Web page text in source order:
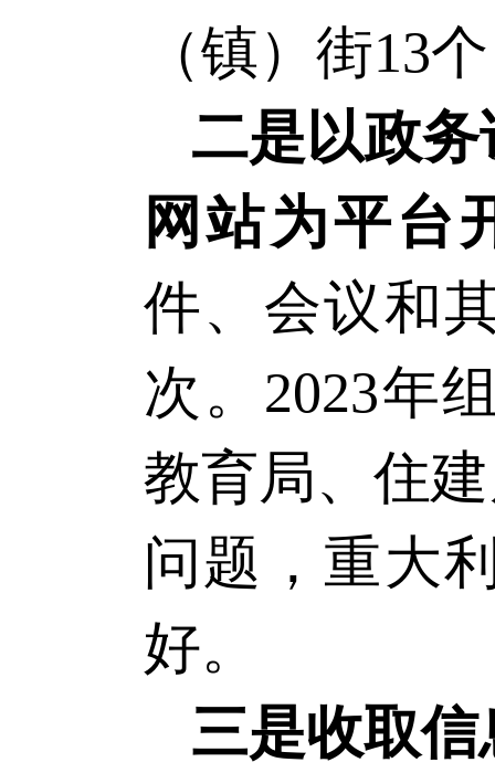
（镇）街13
二是以政
网站为平台
件、会议和
次 。 2023年
教育局、住
问题，重大
好。
三是收取